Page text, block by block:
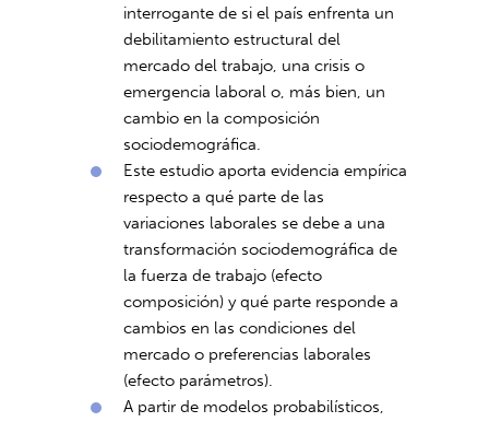
interrogante de si el país enfrenta un
debilitamiento estructural del
mercado del trabajo, una crisis o
emergencia laboral o, más bien, un
cambio en la composición
sociodemográfica.
Este estudio aporta evidencia empírica
respecto a qué parte de las
variaciones laborales se debe a una
transformación sociodemográfica de
la fuerza de trabajo (efecto
composición) y qué parte responde a
cambios en las condiciones del
mercado o preferencias laborales
(efecto parámetros).
A partir de modelos probabilísticos,